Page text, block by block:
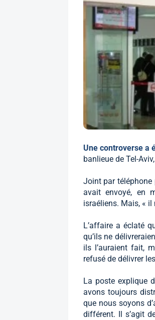
Une controverse a
banlieue de Tel-
Joint par téléphone
avait envoyé, en
israéliens. Mais, « il
L’affaire a éclaté
qu’ils ne
ils l’auraient fait,
refusé de délivrer
La poste explique
avons toujours
que nous soyons
différent. Il s’agit